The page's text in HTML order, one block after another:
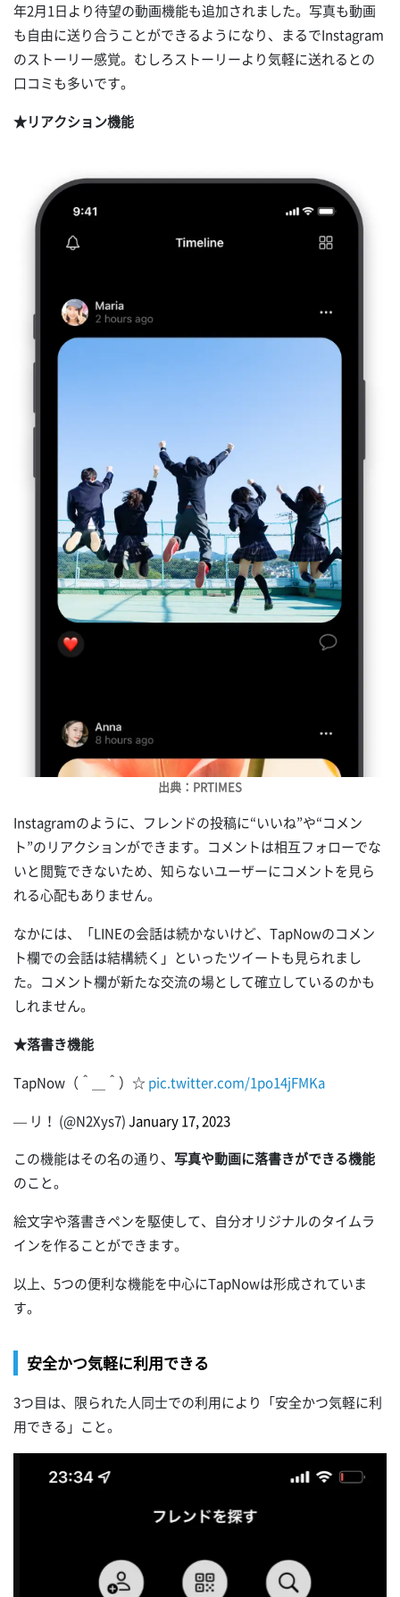
年2月1日より待望の動画機能も追加されました。写真も動画
も自由に送り合うことができるようになり、まるでInstagram
のストーリー感覚。むしろストーリーより気軽に送れるとの
口コミも多いです。
★リアクション機能
出典：PRTIMES
Instagramのように、フレンドの投稿に“いいね”や“コメン
ト”のリアクションができます。コメントは相互フォローでな
いと閲覧できないため、知らないユーザーにコメントを見ら
れる心配もありません。
なかには、「LINEの会話は続かないけど、TapNowのコメン
ト欄での会話は結構続く」といったツイートも見られまし
た。コメント欄が新たな交流の場として確立しているのかも
しれません。
★落書き機能
TapNow（＾＿＾）☆ pic.twitter.com/1po14jFMKa
— リ！ (@N2Xys7)January 17, 2023
この機能はその名の通り、 写真や動画に落書きができる機能
のこと。
絵文字や落書きペンを駆使して、自分オリジナルのタイムラ
インを作ることができます。
以上、5つの便利な機能を中心にTapNowは形成されていま
す。
安全かつ気軽に利用できる
3つ目は、限られた人同士での利用により「安全かつ気軽に利
用できる」こと。